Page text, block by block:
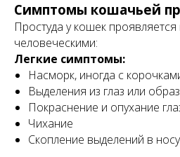
Симптомы кошачьей
Простуда у кошек
человеческими:
Легкие симптомы:
Насморк, иногда с
Выделения из глаз или
Покраснение и опухание
Чихание
Скопление выделений в